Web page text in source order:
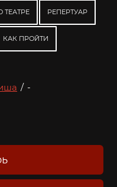
ТЕАТРЕ РЕПЕРТУАР
КАК ПРОЙТИ
/ -